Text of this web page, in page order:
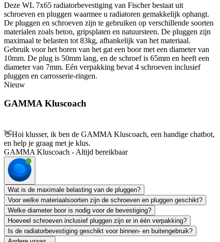
Deze WL 7x65 radiatorbevestiging van Fischer bestaat uit
schroeven en pluggen waarmee u radiatoren gemakkelijk ophangt.
De pluggen en schroeven zijn te gebruiken op verschillende soorten
materialen zoals beton, gripsplaten en natuursteen. De pluggen zijn
maximaal te belasten tot 83kg, afhankelijk van het materiaal.
Gebruik voor het boren van het gat een boor met een diameter van
10mm. De plug is 50mm lang, en de schroef is 65mm en heeft een
diameter van 7mm. Eén verpakking bevat 4 schroeven inclusief
pluggen en carrosserie-ringen.
Nieuw
GAMMA Kluscoach
👋Hoi klusser, ik ben de GAMMA Kluscoach, een handige chatbot,
en help je graag met je klus.
GAMMA Kluscoach - Altijd bereikbaar
Wat is de maximale belasting van de pluggen?
Voor welke materiaalsoorten zijn de schroeven en pluggen geschikt?
Welke diameter boor is nodig voor de bevestiging?
Hoeveel schroeven inclusief pluggen zijn er in één verpakking?
Is de radiatorbevestiging geschikt voor binnen- en buitengebruik?